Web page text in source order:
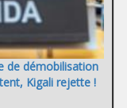
de démobilisation
Kigali rejette !